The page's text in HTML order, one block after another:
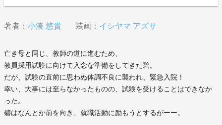
著者： 小湊 悠貴 装画： イシヤマ アズサ
亡き母と同じ、教師の道に進むため、
教員採用試験に向けて入念な準備をしてきた碧。
だが、試験の直前に思わぬ体調不良に襲われ、緊急入院！
幸い、大事には至らなかったものの、試験を受けることはできなか
った。
碧はなんとか前を向き、就職活動に励もうとするがーー。